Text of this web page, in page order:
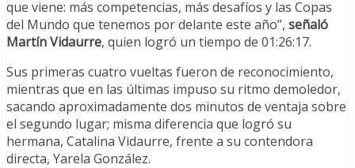
que viene: más competencias, más desafíos y las Copas
del Mundo que tenemos por delante este año”, señaló
Martín Vidaurre, quien logró un tiempo de 01:26:17.
Sus primeras cuatro vueltas fueron de reconocimiento,
mientras que en las últimas impuso su ritmo demoledor,
sacando aproximadamente dos minutos de ventaja sobre
el segundo lugar; misma diferencia que logró su
hermana, Catalina Vidaurre, frente a su contendora
directa, Yarela González.